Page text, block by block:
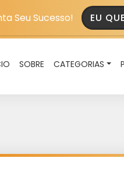
Seu Sucesso! EU
SOBRE CATEGORIAS